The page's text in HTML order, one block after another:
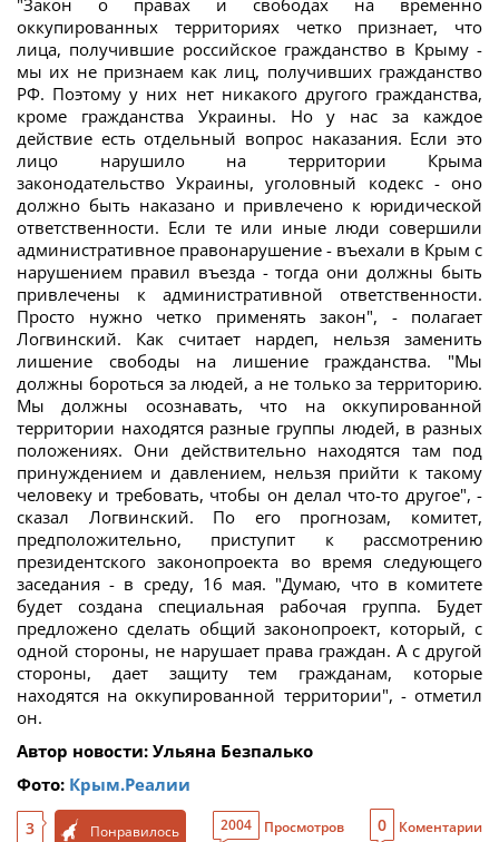
"Закон о правах и свободах на временно
оккупированных территориях четко признает, что
лица, получившие российское гражданство в Крыму -
мы их не признаем как лиц, получивших гражданство
РФ. Поэтому у них нет никакого другого гражданства,
кроме гражданства Украины. Но у нас за каждое
действие есть отдельный вопрос наказания. Если это
лицо нарушило на территории Крыма
законодательство Украины, уголовный кодекс - оно
должно быть наказано и привлечено к юридической
ответственности. Если те или иные люди совершили
административное правонарушение - въехали в Крым с
нарушением правил въезда - тогда они должны быть
привлечены к административной ответственности.
Просто нужно четко применять закон", - полагает
Логвинский. Как считает нардеп, нельзя заменить
лишение свободы на лишение гражданства. "Мы
должны бороться за людей, а не только за территорию.
Мы должны осознавать, что на оккупированной
территории находятся разные группы людей, в разных
положениях. Они действительно находятся там под
принуждением и давлением, нельзя прийти к такому
человеку и требовать, чтобы он делал что-то другое", -
сказал Логвинский. По его прогнозам, комитет,
предположительно, приступит к рассмотрению
президентского законопроекта во время следующего
заседания - в среду, 16 мая. "Думаю, что в комитете
будет создана специальная рабочая группа. Будет
предложено сделать общий законопроект, который, с
одной стороны, не нарушает права граждан. А с другой
стороны, дает защиту тем гражданам, которые
находятся на оккупированной территории", - отметил
он.
Автор новости: Ульяна Безпалько
Фото: Крым.Реалии
3 Понравилось 2004 Просмотров 0 Коментарии